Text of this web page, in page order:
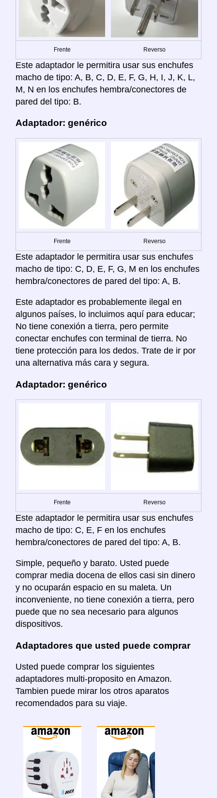
Frente Reverso
Este adaptador le permitira usar sus enchufes
macho de tipo: A, B, C, D, E, F, G, H, I, J, K, L,
M, N en los enchufes hembra/conectores de
pared del tipo: B.
Adaptador: genérico
Frente Reverso
Este adaptador le permitira usar sus enchufes
macho de tipo: C, D, E, F, G, M en los enchufes
hembra/conectores de pared del tipo: A, B.
Este adaptador es probablemente ilegal en
algunos países, lo incluimos aquí para educar;
No tiene conexión a tierra, pero permite
conectar enchufes con terminal de tierra. No
tiene protección para los dedos. Trate de ir por
una alternativa más cara y segura.
Adaptador: genérico
Frente Reverso
Este adaptador le permitira usar sus enchufes
macho de tipo: C, E, F en los enchufes
hembra/conectores de pared del tipo: A, B.
Simple, pequeño y barato. Usted puede
comprar media docena de ellos casi sin dinero
y no ocuparán espacio en su maleta. Un
inconveniente, no tiene conexión a tierra, pero
puede que no sea necesario para algunos
dispositivos.
Adaptadores que usted puede comprar
Usted puede comprar los siguientes
adaptadores multi-proposito en Amazon.
Tambien puede mirar los otros aparatos
recomendados para su viaje.